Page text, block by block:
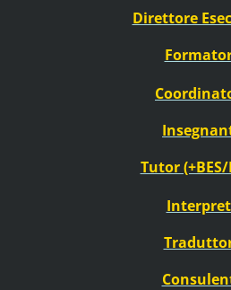
Direttore
Tutor (+BES/